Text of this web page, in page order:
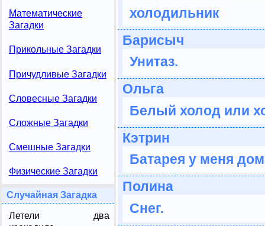
Математические
Загадки
Прикольные Загадки
Причудливые Загадки
Словесные Загадки
Сложные Загадки
Смешные Загадки
Физические Загадки
Случайная Загадка
Летели два
холодильник
Барисыч
Унитаз.
Ольга
Белый холод или
Кэтрин
Батарея у меня
Полина
Снег.